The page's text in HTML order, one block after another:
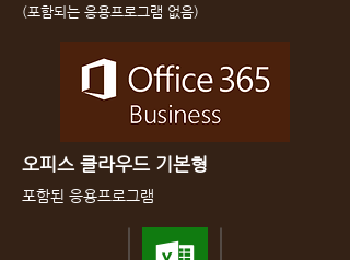
(포함되는 응용프로그램 없음)
오피스 클라우드 기본형
포함된 응용프로그램